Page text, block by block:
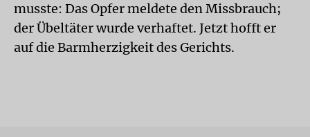
musste: Das Opfer meldete den Missbrauch;
der Übeltäter wurde verhaftet. Jetzt hofft er
auf die Barmherzigkeit des Gerichts.